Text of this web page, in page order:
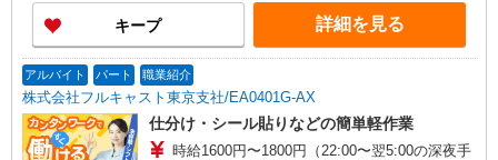
キープ 詳細を見る
アルバイト パート 職業紹介
株式会社フルキャスト東京支社/EA0401G-AX
仕分け・シール貼りなどの簡単軽作業
時給1600円〜1800円（22:00〜翌5:00の深夜手